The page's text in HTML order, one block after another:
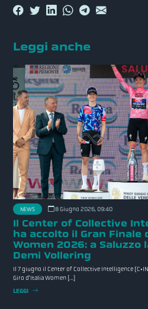
Leggi anche
NEWS 8 Giugno 2026, 09:40
Il Center of Collective
ha accolto il Gran Finale
Women 2026: a Saluzzo
Demi Vollering
Il 7 giugno il Center of Collective Intelligence
Giro d’Italia Women […]
LEGGI